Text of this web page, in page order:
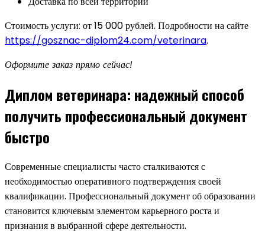
Стоимость услуги: от 15 000 рублей. Подробности на сайте
https://gosznac-diplom24.com/veterinara.
Оформите заказ прямо сейчас!
Диплом ветеринара: надежный способ
получить профессиональный документ
быстро
Современные специалисты часто сталкиваются с
необходимостью оперативного подтверждения своей
квалификации. Профессиональный документ об образовании
становится ключевым элементом карьерного роста и
признания в выбранной сфере деятельности.